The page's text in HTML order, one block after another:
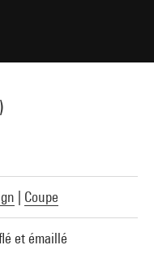
Coupe
et émaillé